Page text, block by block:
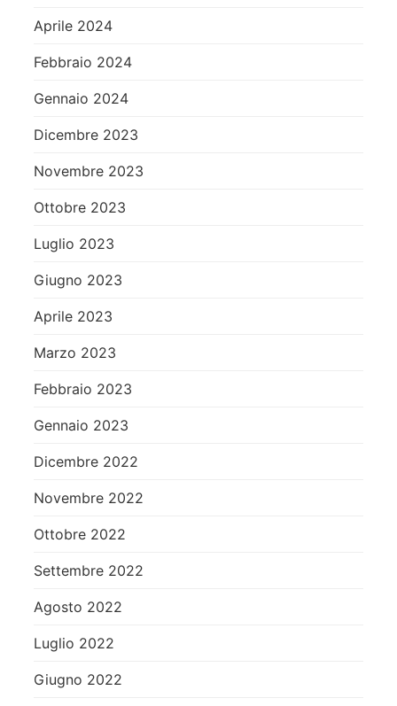
Aprile 2024
Febbraio 2024
Gennaio 2024
Dicembre 2023
Novembre 2023
Ottobre 2023
Luglio 2023
Giugno 2023
Aprile 2023
Marzo 2023
Febbraio 2023
Gennaio 2023
Dicembre 2022
Novembre 2022
Ottobre 2022
Settembre 2022
Agosto 2022
Luglio 2022
Giugno 2022